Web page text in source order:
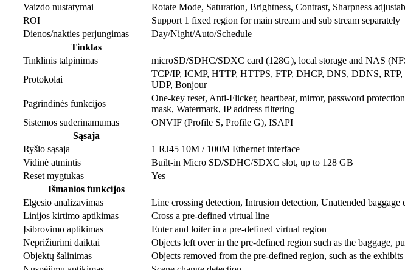
Vaizdo nustatymai
Rotate Mode, Saturation, Brightness, Contrast, Sharpness
ROI
Support 1 fixed region for main stream and sub stream separately
Dienos/nakties perjungimas
Day/Night/Auto/Schedule
Tinklas
Tinklinis talpinimas
microSD/SDHC/SDXC card (128G), local storage and NAS
Protokolai
TCP/IP, ICMP, HTTP, HTTPS, FTP, DHCP, DNS, DDNS,
UDP, Bonjour
Pagrindinės funkcijos
One-key reset, Anti-Flicker, heartbeat, mirror, password
mask, Watermark, IP address filtering
Sistemos suderinamumas
ONVIF (Profile S, Profile G), ISAPI
Sąsaja
Ryšio sąsaja
1 RJ45 10M / 100M Ethernet interface
Vidinė atmintis
Built-in Micro SD/SDHC/SDXC slot, up to 128 GB
Reset mygtukas
Yes
Išmanios funkcijos
Elgesio analizavimas
Line crossing detection, Intrusion detection, Unattended
Linijos kirtimo aptikimas
Cross a pre-defined virtual line
Įsibrovimo aptikimas
Enter and loiter in a pre-defined virtual region
Neprižiūrimi daiktai
Objects left over in the pre-defined region such as the baggage,
Objektų šalinimas
Objects removed from the pre-defined region, such as the